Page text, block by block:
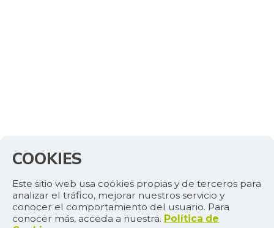
COOKIES
Este sitio web usa cookies propias y de terceros para
analizar el tráfico, mejorar nuestros servicio y
conocer el comportamiento del usuario. Para
conocer más, acceda a nuestra. Política de